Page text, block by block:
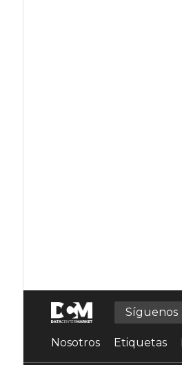
Síguenos
Nosotros Etiquetas